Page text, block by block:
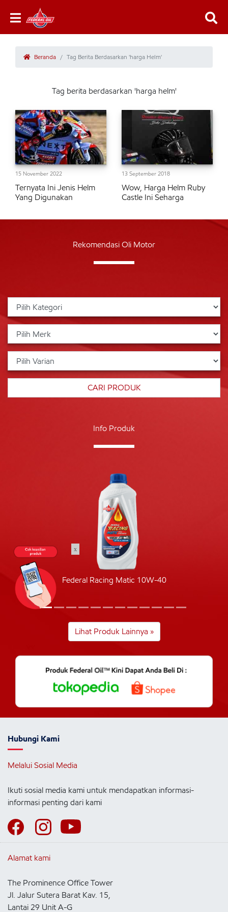
Beranda Tag Berita Berdasarkan 'harga Helm'
Tag berita berdasarkan 'harga helm'
15 November 2022
Ternyata Ini Jenis Helm
Yang Digunakan
13 September 2018
Wow, Harga Helm Ruby
Castle Ini Seharga
Rekomendasi Oli Motor
Info Produk
Federal Racing Matic 10W-40
Lihat Produk Lainnya »
Hubungi Kami
Melalui Sosial Media
Ikuti sosial media kami untuk mendapatkan informasi-
informasi penting dari kami
Alamat kami
The Prominence Office Tower
Jl. Jalur Sutera Barat Kav. 15,
Lantai 29 Unit A-G
x